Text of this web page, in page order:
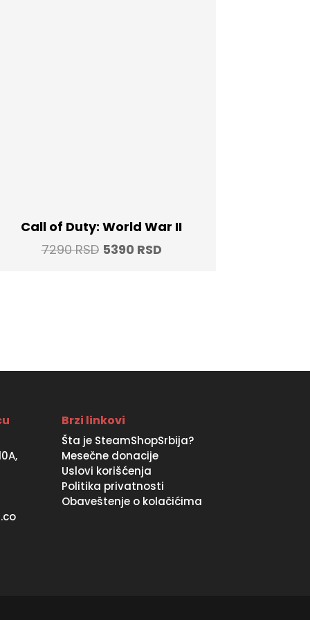
Call of Duty: World War II
7290RSD Original
5390 RSDCurrent
Brzi linkovi
Šta je SteamShopSrbija?
Mesečne donacije
Uslovi korišćenja
Politika privatnosti
Obaveštenje o kolačićima